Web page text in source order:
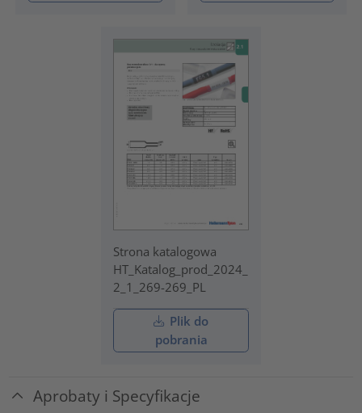
Strona katalogowa
HT_Katalog_prod_2024_
2_1_269-269_PL
Plik do
pobrania
Aprobaty i Specyfikacje